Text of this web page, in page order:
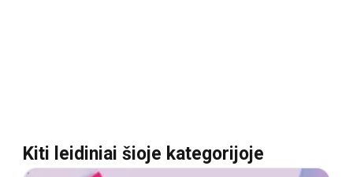
Kiti leidiniai šioje kategorijoje